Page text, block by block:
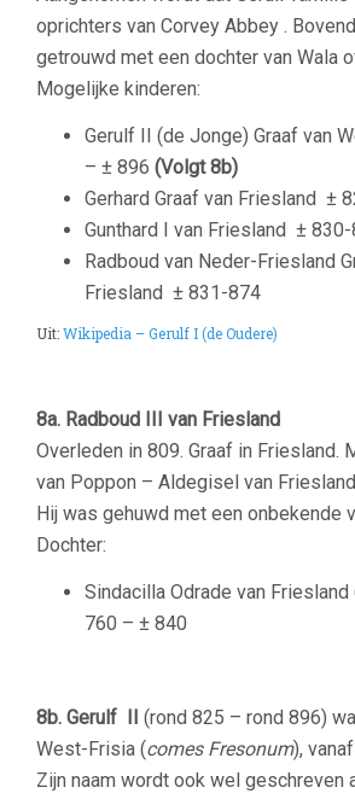
oprichters van Corvey Abbey .
getrouwd met een dochter van Wala
Mogelijke kinderen:
Gerulf II (de Jonge) Graaf van
– ± 896 (Volgt 8b)
Gerhard Graaf van Friesland ±
Gunthard I van Friesland ± 830-
Radboud van Neder-Friesland
Friesland ± 831-874
Uit:Wikipedia – Gerulf I (de Oudere)
8a. Radboud III van Friesland
Overleden in 809. Graaf in Friesland.
van Poppon – Aldegisel van
Hij was gehuwd met een onbekende
Dochter:
Sindacilla Odrade van Friesland
760 – ± 840
8b. Gerulf II (rond 825 – rond 896)
West-Frisia (comes Fresonum),
Zijn naam wordt ook wel geschreven